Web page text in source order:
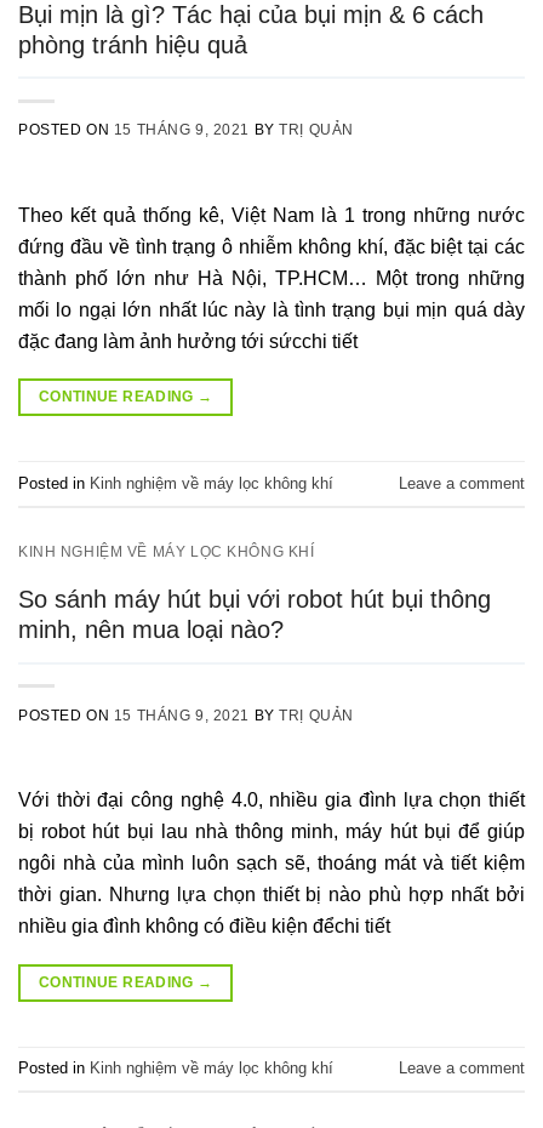
Bụi mịn là gì? Tác hại của bụi mịn & 6 cách
phòng tránh hiệu quả
POSTED ON 15 THÁNG 9, 2021 BYTRỊ QUẢN
Theo kết quả thống kê, Việt Nam là 1 trong những nước
đứng đầu về tình trạng ô nhiễm không khí, đặc biệt tại các
thành phố lớn như Hà Nội, TP.HCM… Một trong những
mối lo ngại lớn nhất lúc này là tình trạng bụi mịn quá dày
đặc đang làm ảnh hưởng tới sứcchi tiết
CONTINUE READING →
Posted in Kinh nghiệm về máy lọc không khí Leave a comment
KINH NGHIỆM VỀ MÁY LỌC KHÔNG KHÍ
So sánh máy hút bụi với robot hút bụi thông
minh, nên mua loại nào?
POSTED ON 15 THÁNG 9, 2021 BYTRỊ QUẢN
Với thời đại công nghệ 4.0, nhiều gia đình lựa chọn thiết
bị robot hút bụi lau nhà thông minh, máy hút bụi để giúp
ngôi nhà của mình luôn sạch sẽ, thoáng mát và tiết kiệm
thời gian. Nhưng lựa chọn thiết bị nào phù hợp nhất bởi
nhiều gia đình không có điều kiện đểchi tiết
CONTINUE READING →
Posted in Kinh nghiệm về máy lọc không khí Leave a comment